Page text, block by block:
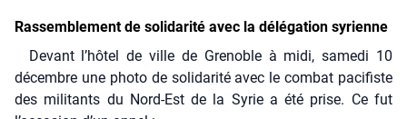
Rassemblement de solidarité avec la délégation syrienne
Devant l’hôtel de ville de Gre­noble à midi, same­di 10
décembre une pho­to de soli­da­ri­té avec le com­bat paci­fiste
des mili­tants du Nord-Est de la Syrie a été prise. Ce fut